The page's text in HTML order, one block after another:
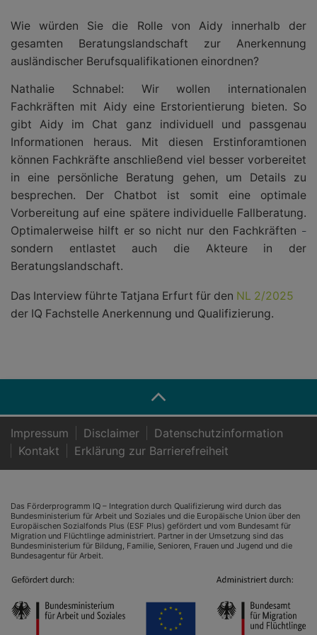
Wie würden Sie die Rolle von Aidy innerhalb der
gesamten Beratungslandschaft zur Anerkennung
ausländischer Berufsqualifikationen einordnen?
Nathalie Schnabel: Wir wollen internationalen
Fachkräften mit Aidy eine Erstorientierung bieten. So
gibt Aidy im Chat ganz individuell und passgenau
Informationen heraus. Mit diesen Erstinforamtionen
können Fachkräfte anschließend viel besser vorbereitet
in eine persönliche Beratung gehen, um Details zu
besprechen. Der Chatbot ist somit eine optimale
Vorbereitung auf eine spätere individuelle Fallberatung.
Optimalerweise hilft er so nicht nur den Fachkräften –
sondern entlastet auch die Akteure in der
Beratungslandschaft.
Das Interview führte Tatjana Erfurt für den NL 2/2025
der IQ Fachstelle Anerkennung und Qualifizierung.
Impressum Disclaimer
Datenschutzinformation
Kontakt
Er­klä­rung zur Bar­rie­re­frei­heit
Das Förderprogramm IQ – Integration durch Qualifizierung wird durch das
Bundesministerium für Arbeit und Soziales und die Europäische Union über den
Europäischen Sozialfonds Plus (ESF Plus) gefördert und vom Bundesamt für
Migration und Flüchtlinge administriert. Partner in der Umsetzung sind das
Bundesministerium für Bildung, Familie, Senioren, Frauen und Jugend und die
Bundesagentur für Arbeit.